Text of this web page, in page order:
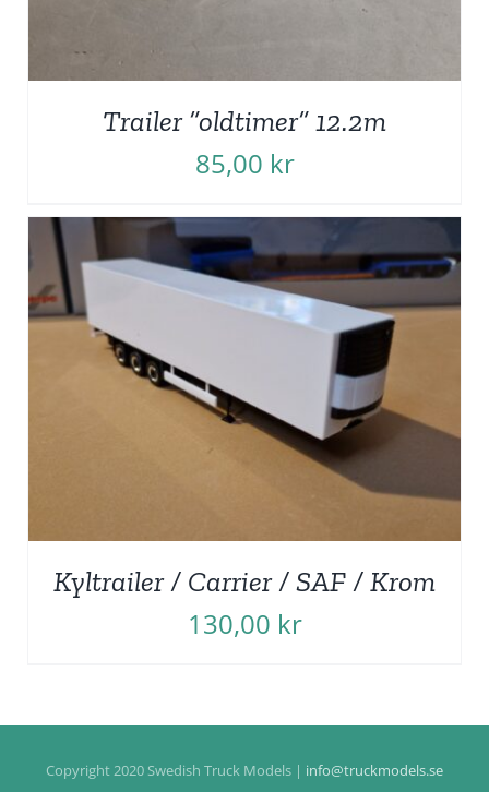
Trailer ”oldtimer” 12.2m
85,00 kr
Kyltrailer / Carrier / SAF / Krom
130,00 kr
Copyright 2020 Swedish Truck Models | info@truckmodels.se